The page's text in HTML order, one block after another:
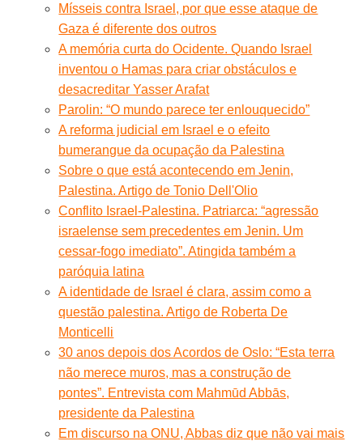
Mísseis contra Israel, por que esse ataque de
Gaza é diferente dos outros
A memória curta do Ocidente. Quando Israel
inventou o Hamas para criar obstáculos e
desacreditar Yasser Arafat
Parolin: “O mundo parece ter enlouquecido”
A reforma judicial em Israel e o efeito
bumerangue da ocupação da Palestina
Sobre o que está acontecendo em Jenin,
Palestina. Artigo de Tonio Dell'Olio
Conflito Israel-Palestina. Patriarca: “agressão
israelense sem precedentes em Jenin. Um
cessar-fogo imediato”. Atingida também a
paróquia latina
A identidade de Israel é clara, assim como a
questão palestina. Artigo de Roberta De
Monticelli
30 anos depois dos Acordos de Oslo: “Esta terra
não merece muros, mas a construção de
pontes”. Entrevista com Mahmūd Abbās,
presidente da Palestina
Em discurso na ONU, Abbas diz que não vai mais